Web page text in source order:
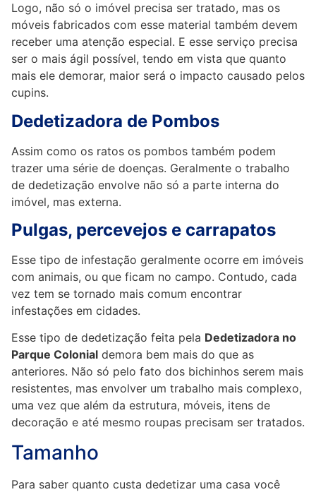
Logo, não só o imóvel precisa ser tratado, mas os
móveis fabricados com esse material também devem
receber uma atenção especial. E esse serviço precisa
ser o mais ágil possível, tendo em vista que quanto
mais ele demorar, maior será o impacto causado pelos
cupins.
Dedetizadora de Pombos
Assim como os ratos os pombos também podem
trazer uma série de doenças. Geralmente o trabalho
de dedetização envolve não só a parte interna do
imóvel, mas externa.
Pulgas, percevejos e carrapatos
Esse tipo de infestação geralmente ocorre em imóveis
com animais, ou que ficam no campo. Contudo, cada
vez tem se tornado mais comum encontrar
infestações em cidades.
Esse tipo de dedetização feita pela Dedetizadora no
Parque Colonial demora bem mais do que as
anteriores. Não só pelo fato dos bichinhos serem mais
resistentes, mas envolver um trabalho mais complexo,
uma vez que além da estrutura, móveis, itens de
decoração e até mesmo roupas precisam ser tratados.
Tamanho
Para saber quanto custa dedetizar uma casa você